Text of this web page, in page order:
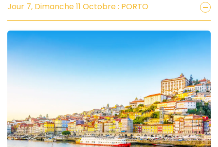
Jour 7, Dimanche 11 Octobre : PORTO